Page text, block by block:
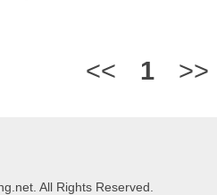
<< 1 >>
All Rights Reserved.